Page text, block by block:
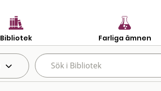
Bibliotek Farliga ämnen